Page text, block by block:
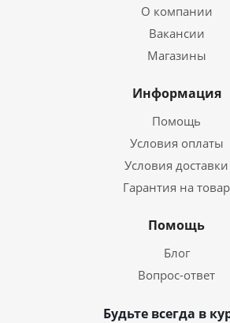
О компании
Вакансии
Магазины
Информация
Помощь
Условия оплаты
Условия доставки
Гарантия на товар
Помощь
Блог
Вопрос-ответ
Будьте всегда в